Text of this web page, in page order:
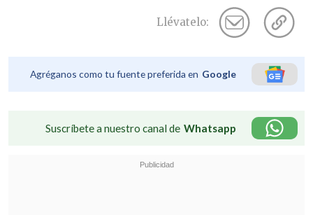
Llévatelo:
Agréganos como tu fuente preferida en Google
Suscríbete a nuestro canal de Whatsapp